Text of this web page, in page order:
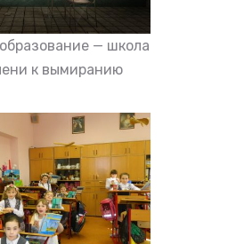
— школа
к вымиранию